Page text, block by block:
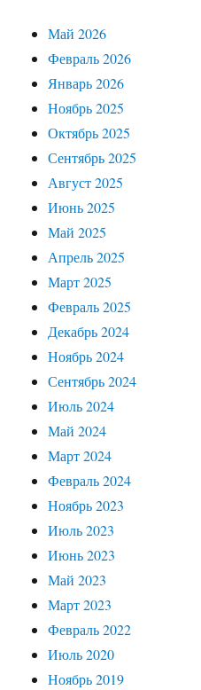
Май 2026
Февраль 2026
Январь 2026
Ноябрь 2025
Октябрь 2025
Сентябрь 2025
Август 2025
Июнь 2025
Май 2025
Апрель 2025
Март 2025
Февраль 2025
Декабрь 2024
Ноябрь 2024
Сентябрь 2024
Июль 2024
Май 2024
Март 2024
Февраль 2024
Ноябрь 2023
Июль 2023
Июнь 2023
Май 2023
Март 2023
Февраль 2022
Июль 2020
Ноябрь 2019